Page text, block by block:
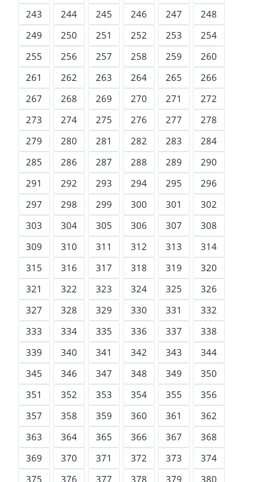
243
244 245 246 247
248
249
250 251 252 253
254
255
256 257 258 259
260
261
262 263 264 265
266
267
268 269 270 271
272
273
274 275 276 277
278
279
280 281 282 283
284
285
286 287 288 289
290
291
292 293 294 295
296
297
298 299 300 301
302
303
304 305 306 307
308
309
310 311 312 313
314
315
316 317 318 319
320
321
322 323 324 325
326
327
328 329 330 331
332
333
334 335 336 337
338
339
340 341 342 343
344
345
346 347 348 349
350
351
352 353 354 355
356
357
358 359 360 361
362
363
364 365 366 367
368
369
370 371 372 373
374
375
376 377 378 379 380